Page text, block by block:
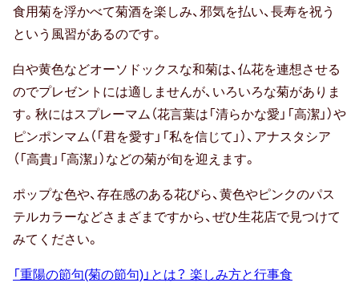
季節のギフト
防災の日
節分
食用菊を浮かべて菊酒を楽しみ、邪気を払い、長寿を祝う
という風習があるのです。
白や黄色などオーソドックスな和菊は、仏花を連想させる
のでプレゼントには適しませんが、いろいろな菊がありま
す。秋にはスプレーマム（花言葉は「清らかな愛」「高潔」）や
ピンポンマム（「君を愛す」「私を信じて」）、アナスタシア
（「高貴」「高潔」）などの菊が旬を迎えます。
ポップな色や、存在感のある花びら、黄色やピンクのパス
テルカラーなどさまざまですから、ぜひ生花店で見つけて
みてください。
「重陽の節句(菊の節句)」とは？ 楽しみ方と行事食